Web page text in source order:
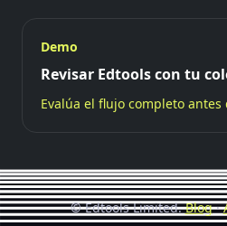
Demo
Revisar Edtools con tu
Evalúa el flujo completo antes
© Edtools Limited.Blog·